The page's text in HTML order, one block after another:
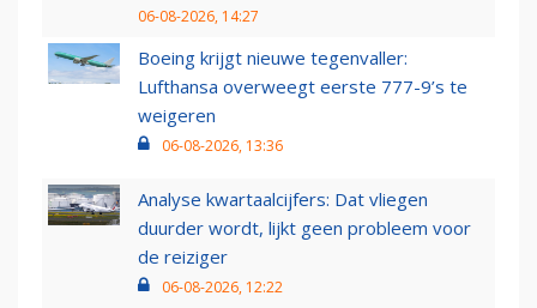
06-08-2026, 14:27
Boeing krijgt nieuwe tegenvaller:
Lufthansa overweegt eerste 777-9’s te
weigeren
06-08-2026, 13:36
Analyse kwartaalcijfers: Dat vliegen
duurder wordt, lijkt geen probleem voor
de reiziger
06-08-2026, 12:22